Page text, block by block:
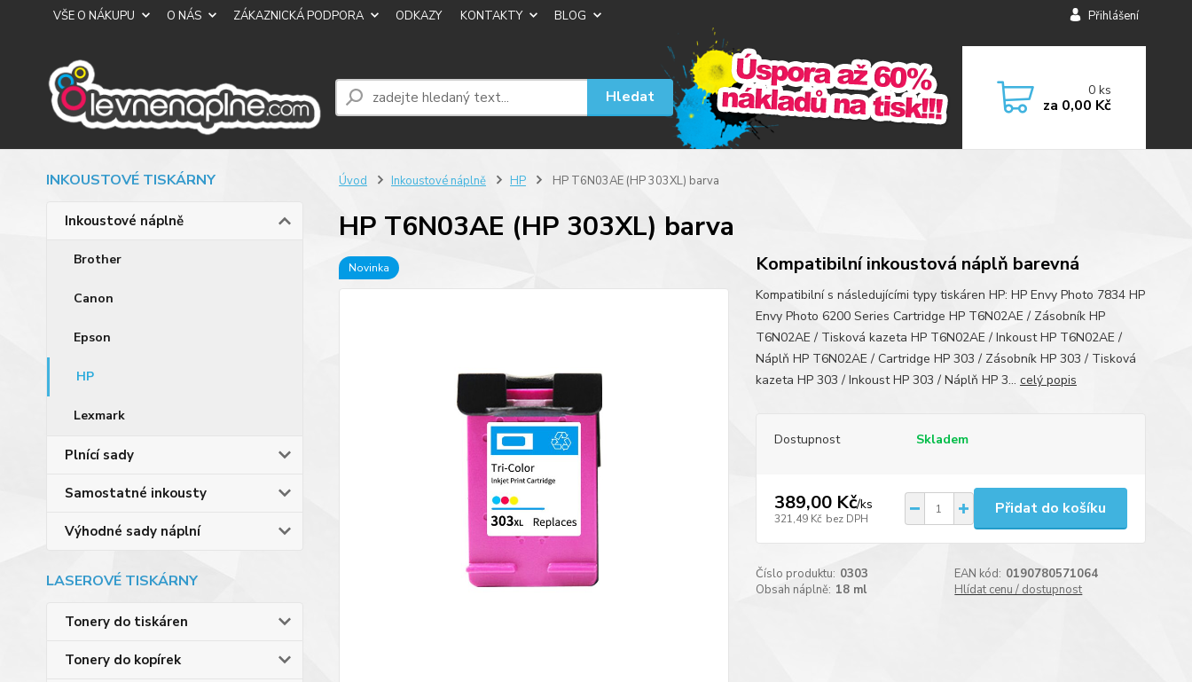
VŠE O NÁKUPU O NÁS ZÁKAZNICKÁ PODPORA ODKAZY KONTAKTY BLOG Přihlášení
Hledat 0ks
za 0,00 Kč
INKOUSTOVÉ TISKÁRNY
Inkoustové náplně
Brother
Canon
Epson
HP
Lexmark
Plnící sady
Samostatné inkousty
Výhodné sady náplní
LASEROVÉ TISKÁRNY
Tonery do tiskáren
Tonery do kopírek
Úvod Inkoustové náplně HP HP T6N03AE (HP 303XL) barva
HP T6N03AE (HP 303XL) barva
Novinka Kompatibilní inkoustová náplň barevná
Kompatibilní s následujícími typy tiskáren HP: HP Envy Photo 7834 HP
Envy Photo 6200 Series Cartridge HP T6N02AE / Zásobník HP
T6N02AE / Tisková kazeta HP T6N02AE / Inkoust HP T6N02AE /
Náplň HP T6N02AE / Cartridge HP 303 / Zásobník HP 303 / Tisková
kazeta HP 303 / Inkoust HP 303 / Náplň HP 3... celý popis
Dostupnost Skladem
389,00 Kč/ks
321,49 Kč bez DPH
Přidat do košíku
Číslo produktu: 0303 EAN kód: 0190780571064
Obsah náplně: 18 ml Hlídat cenu / dostupnost